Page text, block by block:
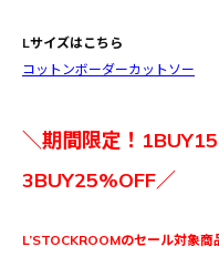
Lサイズはこちら
コットンボーダーカットソー
＼期間限定！
3BUY25%OFF／
L’STOCKROOMのセール対象